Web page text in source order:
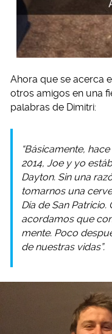
Ahora que se acerca
otros amigos en una
palabras de Dimitri:
“Básicamente,
2014, Joe y yo
Dayton. Sin una
tomarnos una
Día de San
acordamos que
mente. Poco
de nuestras vidas”.